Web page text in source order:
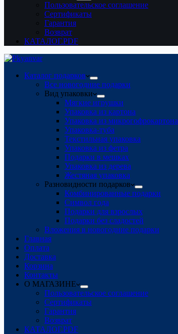
Пользовательское соглашение
Сертификаты
Гарантия
Возврат
КАТАЛОГ.PDF
Каталог подарков
Все новогодние подарки
Вид упаковки
Мягкие игрушки
Упаковка из картона
Упаковка из микрогофрокартона
Упаковка-туба
Текстильная упаковка
Упаковка из фетра
Подарки в мешках
Упаковка из дерева
Жестяная упаковка
Разновидности подарков
Комбинированные подарки
Символ года
Подарки для взрослых
Подарки без сладостей
Вложения в новогодние подарки
Главная
Оплата
Доставка
Корзина
Контакты
О МАГАЗИНЕ
Пользовательское соглашение
Сертификаты
Гарантия
Возврат
КАТАЛОГ.PDF